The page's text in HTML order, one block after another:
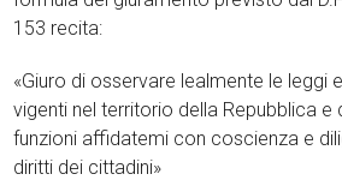
153 recita:
«Giuro di osservare lealmente le leggi
vigenti nel territorio della Repubblica e
funzioni affidatemi con coscienza e
diritti dei cittadini»